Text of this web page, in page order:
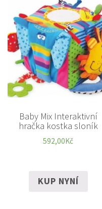
Baby Mix Interaktivní
hračka kostka sloník
592,00Kč
KUP NYNÍ